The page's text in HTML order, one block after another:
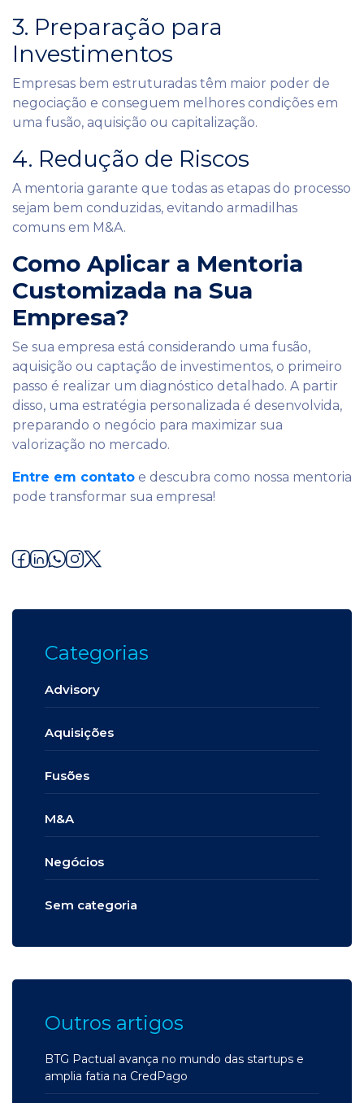
3. Preparação para
Investimentos
Empresas bem estruturadas têm maior poder de
negociação e conseguem melhores condições em
uma fusão, aquisição ou capitalização.
4. Redução de Riscos
A mentoria garante que todas as etapas do processo
sejam bem conduzidas, evitando armadilhas
comuns em M&A.
Como Aplicar a Mentoria
Customizada na Sua
Empresa?
Se sua empresa está considerando uma fusão,
aquisição ou captação de investimentos, o primeiro
passo é realizar um diagnóstico detalhado. A partir
disso, uma estratégia personalizada é desenvolvida,
preparando o negócio para maximizar sua
valorização no mercado.
Entre em contato e descubra como nossa mentoria
pode transformar sua empresa!
Categorias
Advisory
Aquisições
Fusões
M&A
Negócios
Sem categoria
Outros artigos
BTG Pactual avança no mundo das startups e
amplia fatia na CredPago